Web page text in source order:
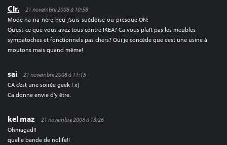
Clr.
21 novembre 2008 à 10:58
Mode na-na-nère-heu-j’suis-suédoise-ou-presque ON:
Qu’est-ce que vous avez tous contre IKEA? Ca vous plaît pas les meubles
sympatoches et fonctionnels pas chers? Oui je concède que c’est une usine à
moutons mais quand même!
sai
21 novembre 2008 à 11:15
CA c’est une soirée geek ! x)
Ca donne envie d’y être.
kel maz
21 novembre 2008 à 13:26
Ohmagad!!
quelle bande de nolife!!